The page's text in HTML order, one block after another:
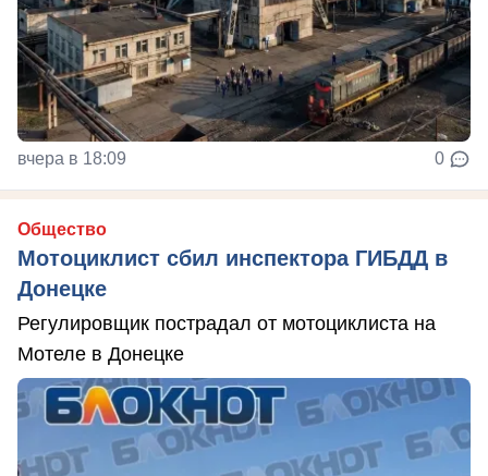
вчера в 18:09 0
Общество
Мотоциклист сбил инспектора ГИБДД в
Донецке
Регулировщик пострадал от мотоциклиста на
Мотеле в Донецке